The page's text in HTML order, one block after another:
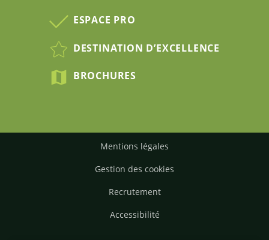
ESPACE PRO
DESTINATION D’EXCELLENCE
BROCHURES
Mentions légales
Gestion des cookies
Recrutement
Accessibilité